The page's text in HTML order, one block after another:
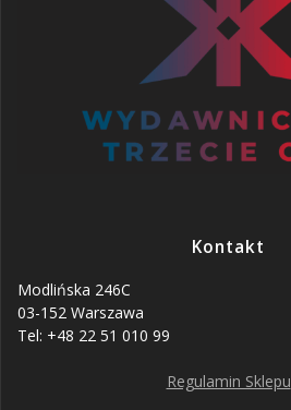
Kontakt
Modlińska 246C
03-152 Warszawa
Tel: +48 22 51 010 99
Regulamin Sklepu